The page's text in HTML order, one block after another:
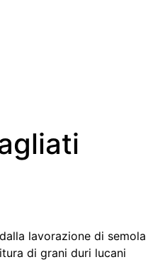
lavorazione di semola
di grani duri lucani